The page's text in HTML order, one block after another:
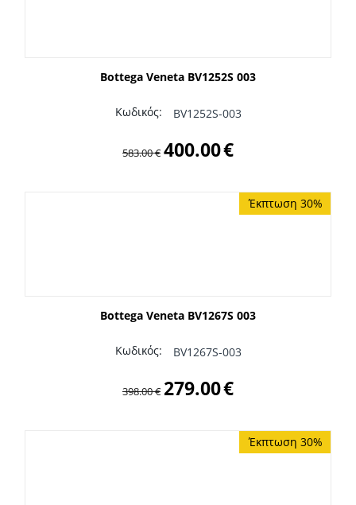
Bottega Veneta BV1252S 003
Κωδικός: BV1252S-003
583.00€ 400.00€
Έκπτωση 30%
Bottega Veneta BV1267S 003
Κωδικός: BV1267S-003
398.00€ 279.00€
Έκπτωση 30%